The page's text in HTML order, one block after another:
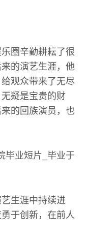
圈辛勤耕耘了很
的演艺生涯，他
观众带来了无尽
疑是宝贵的财
的回族演员，也
生涯中持续进
于创新，在前人